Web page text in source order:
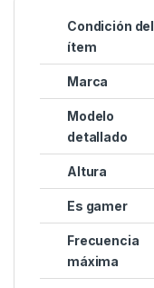
Condición del
ítem
Marca
Modelo
detallado
Altura
Es gamer
Frecuencia
máxima